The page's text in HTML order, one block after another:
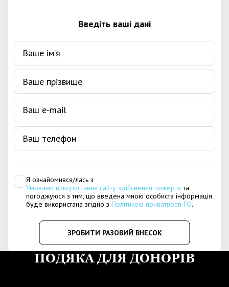
Введіть ваші дані
Я ознайомився/лась з
Умовами використання сайту здійснення пожертв та
погоджуюся з тим, що введена мною особиста інформація
буде використана згідно з Політикою приватності ГО.
ЗРОБИТИ РАЗОВИЙ ВНЕСОК
ПОДЯКА ДЛЯ ДОНОРІВ